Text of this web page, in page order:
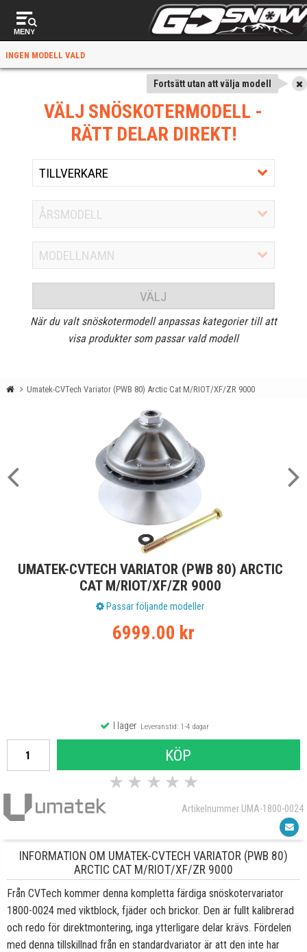
MENY
INGEN MODELL VALD
Fortsätt utan att välja modell
VÄLJ SNÖSKOTERMODELL -
RÄTT DELAR DIREKT!
VÄLJ
När du valt snöskotermodell anpassas kategorier till att
visa produkter som passar vald modell
Umatek-CVTech Variator (PWB 80) Arctic Cat M/RIOT/XF/ZR 9000
UMATEK-CVTECH VARIATOR (PWB 80) ARCTIC
CAT M/RIOT/XF/ZR 9000
Passar följande modeller
6999.00 kr
I lagerLeveranstid: 1-4 dagar
KÖP
★ ★ ★ ★ ★
Artikelnummer UMA-1800-0024
INFORMATION OM UMATEK-CVTECH VARIATOR (PWB 80)
ARCTIC CAT M/RIOT/XF/ZR 9000
Från CVTech kommer denna kompletta färdiga snöskotervariator
1800-0024 med viktblock, fjäder och brickor. Den är fullt kalibrerad
och redo för direktmontering, inga ytterligare delar krävs. Fördelen
med denna tillskillnad från en standardvariator är att den inte har